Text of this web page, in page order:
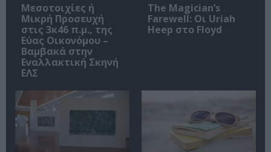
Μεσοτοιχίες ή
Μικρή Προσευχή
στις 3κ46 π.μ., της
Εύας Οικονόμου –
Βαμβακά στην
Εναλλακτική Σκηνή
ΕΛΣ
The Magician’s
Farewell: Οι Uriah
Heep στο Floyd